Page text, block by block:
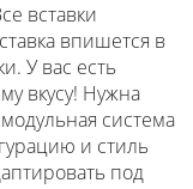
вставки
впишется в
У вас есть
вкусу! Нужна
система
и стиль
под